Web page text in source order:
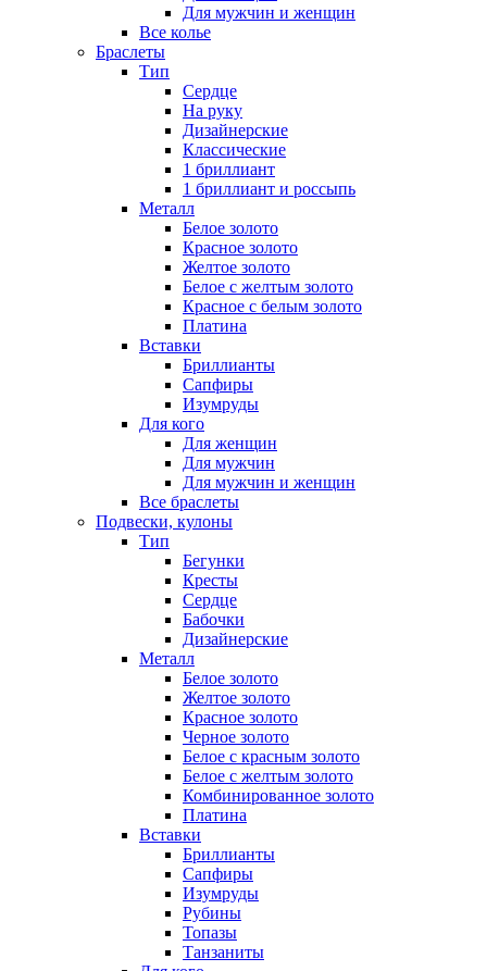
Для мужчин и женщин
Все колье
Браслеты
Тип
Сердце
На руку
Дизайнерские
Классические
1 бриллиант
1 бриллиант и россыпь
Металл
Белое золото
Красное золото
Желтое золото
Белое с желтым золото
Красное с белым золото
Платина
Вставки
Бриллианты
Сапфиры
Изумруды
Для кого
Для женщин
Для мужчин
Для мужчин и женщин
Все браслеты
Подвески, кулоны
Тип
Бегунки
Кресты
Сердце
Бабочки
Дизайнерские
Металл
Белое золото
Желтое золото
Красное золото
Черное золото
Белое с красным золото
Белое с желтым золото
Комбинированное золото
Платина
Вставки
Бриллианты
Сапфиры
Изумруды
Рубины
Топазы
Танзаниты